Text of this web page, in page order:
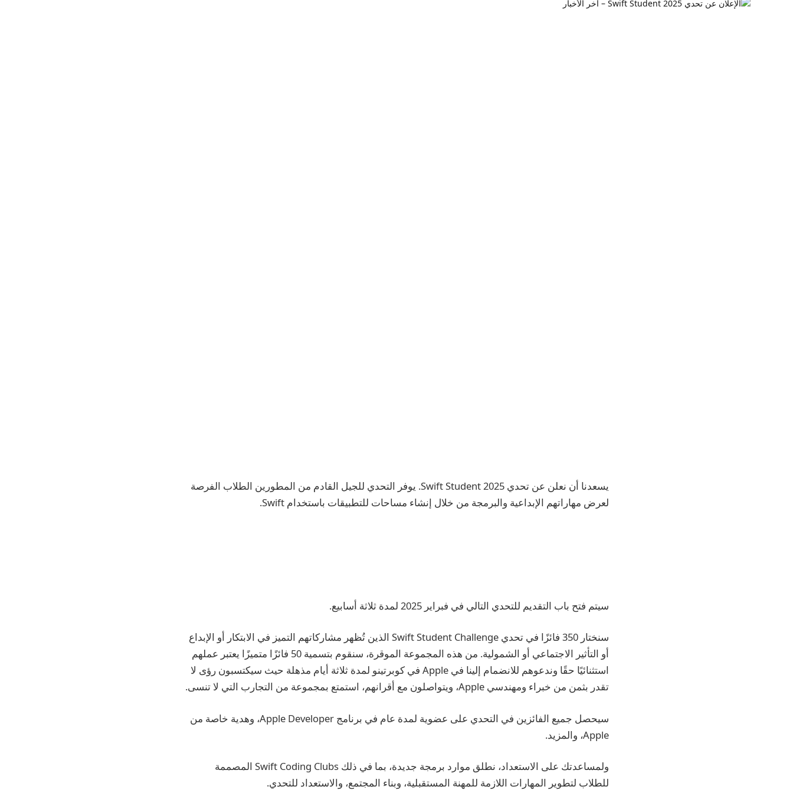
يسعدنا أن نعلن عن تحدي Swift Student 2025. يوفر التحدي للجيل القادم من المطورين الطلاب الفرصة
لعرض مهاراتهم الإبداعية والبرمجة من خلال إنشاء مساحات للتطبيقات باستخدام Swift.
سيتم فتح باب التقديم للتحدي التالي في فبراير 2025 لمدة ثلاثة أسابيع.
سنختار 350 فائزًا في تحدي Swift Student Challenge الذين تُظهر مشاركاتهم التميز في الابتكار أو الإبداع
أو التأثير الاجتماعي أو الشمولية. من هذه المجموعة الموقرة، سنقوم بتسمية 50 فائزًا متميزًا يعتبر عملهم
استثنائيًا حقًا وندعوهم للانضمام إلينا في Apple في كوبرتينو لمدة ثلاثة أيام مذهلة حيث سيكتسبون رؤى لا
تقدر بثمن من خبراء ومهندسي Apple، ويتواصلون مع أقرانهم، استمتع بمجموعة من التجارب التي لا تنسى.
سيحصل جميع الفائزين في التحدي على عضوية لمدة عام في برنامج Apple Developer، وهدية خاصة من
Apple، والمزيد.
ولمساعدتك على الاستعداد، نطلق موارد برمجة جديدة، بما في ذلك Swift Coding Clubs المصممة
للطلاب لتطوير المهارات اللازمة للمهنة المستقبلية، وبناء المجتمع، والاستعداد للتحدي.